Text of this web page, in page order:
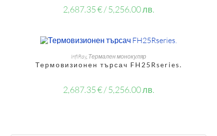
2,687.35€ / 5,256.00 лв.
InfIRay, Термален монокуляр
Термовизионен търсач FH25Rseries.
2,687.35€ / 5,256.00 лв.